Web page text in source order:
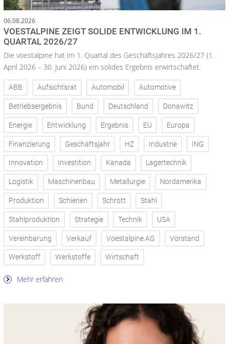
06.08.2026
VOESTALPINE ZEIGT SOLIDE ENTWICKLUNG IM 1.
QUARTAL 2026/27
Die voestalpine hat im 1. Quartal des Geschäftsjahres 2026/27 (1.
April 2026 – 30. Juni 2026) ein solides Ergebnis erwirtschaftet.
ABB Aufsichtsrat Automobil Automotive
Betriebsergebnis Bund Deutschland Donawitz
Energie Entwicklung Ergebnis EU Europa
Finanzierung Geschäftsjahr HZ Industrie ING
Innovation Investition Kanada Lagertechnik
Logistik Maschinenbau Metallurgie Nordamerika
Produktion Schienen Schrott Stahl
Stahlproduktion Strategie Technik USA
Vereinbarung Verkauf Voestalpine AG Vorstand
Werkstoff Werkstoffe Wirtschaft
Mehr erfahren